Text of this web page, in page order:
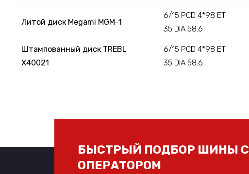
Литой диск Megami MGM-1
6/15 PCD 4*98 ET
35 DIA 58.6
Штампованный диск TREBL
X40021
6/15 PCD 4*98 ET
35 DIA 58.6
БЫСТРЫЙ ПОДБОР ШИНЫ С
ОПЕРАТОРОМ